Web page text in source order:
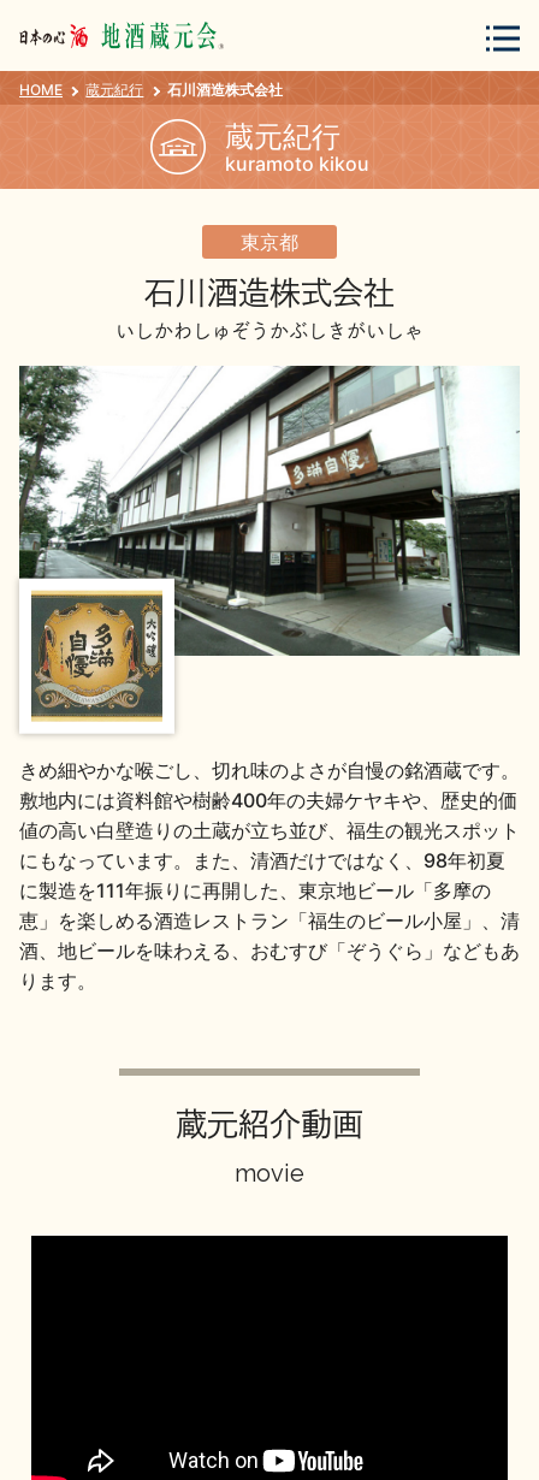
会員登録 ログイン
蔵元紀行 地酒カタログ
地酒用語集 地酒解体新書
お楽しみコンテンツ
歳時記 地酒蔵元会検定
地酒小説
HOME 蔵元紀行 石川酒造株式会社
蔵元紀行
kuramoto kikou
東京都
石川酒造株式会社
いしかわしゅぞうかぶしきがいしゃ
きめ細やかな喉ごし、切れ味のよさが自慢の銘酒蔵です。
敷地内には資料館や樹齢400年の夫婦ケヤキや、歴史的価
値の高い白壁造りの土蔵が立ち並び、福生の観光スポット
にもなっています。また、清酒だけではなく、98年初夏
に製造を111年振りに再開した、東京地ビール「多摩の
恵」を楽しめる酒造レストラン「福生のビール小屋」、清
酒、地ビールを味わえる、おむすび「ぞうぐら」などもあ
ります。
蔵元紹介動画
movie